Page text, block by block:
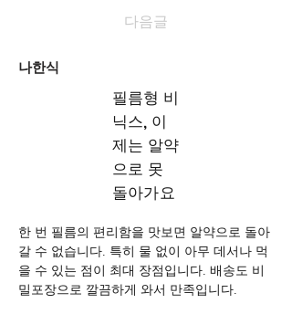
다음글
나한식
필름형 비
닉스, 이
제는 알약
으로 못
돌아가요
한 번 필름의 편리함을 맛보면 알약으로 돌아
갈 수 없습니다. 특히 물 없이 아무 데서나 먹
을 수 있는 점이 최대 장점입니다. 배송도 비
밀포장으로 깔끔하게 와서 만족입니다.